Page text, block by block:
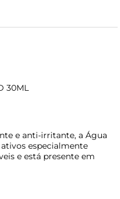
30ML
e anti-irritante, a Água
especialmente
e está presente em